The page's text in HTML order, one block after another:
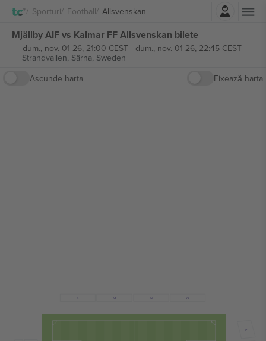
Sporturi Football AllsvenskanAutentificare
Mjällby AIF vs Kalmar FF Allsvenskan bilete
dum., nov. 01 26, 21:00 CEST- dum., nov. 01 26, 22:45 CEST
Strandvallen, Särna, Sweden
Ascunde harta
Fixează harta
O
N
M
P